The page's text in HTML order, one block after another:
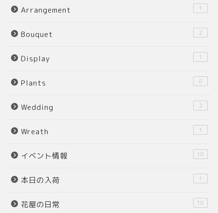
Arrangement 1
Bouquet 2
Display 1
Plants 8
Wedding 2
Wreath 1
イベント情報 18
本日の入荷 1
花屋の日常 10